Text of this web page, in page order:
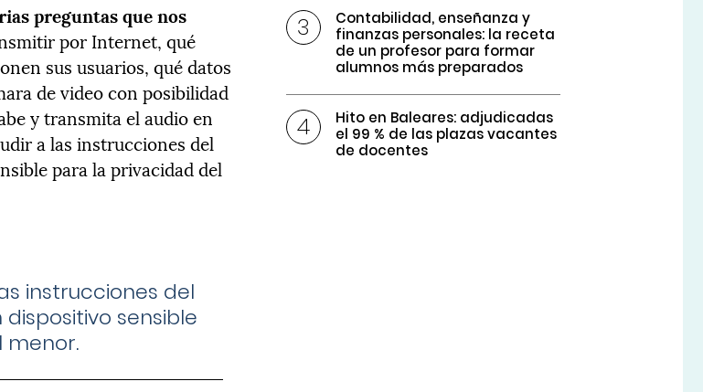
preguntas que nos
por Internet, qué
sus usuarios, qué datos
de video con posibilidad
y transmita el audio en
a las instrucciones del
para la privacidad del
instrucciones del
sensible
menor.
Contabilidad, enseñanza y
finanzas personales: la receta
de un profesor para formar
alumnos más preparados
Hito en Baleares: adjudicadas
el 99 % de las plazas vacantes
de docentes